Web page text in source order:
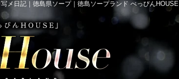
写メ日記｜徳島県ソープ｜徳島ソープランド べっぴんHOUSE